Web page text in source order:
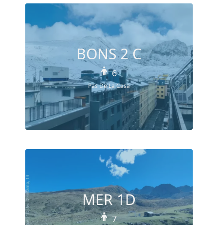
BONS 2 C
6
Pas De La Casa
MER 1D
7